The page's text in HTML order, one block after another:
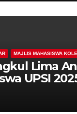
MAJLIS MAHASISWA
Lima
UPSI